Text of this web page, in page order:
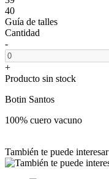
40
Guía de talles
Cantidad
-
+
Producto sin stock
Botin Santos
100% cuero vacuno
También te puede interesar